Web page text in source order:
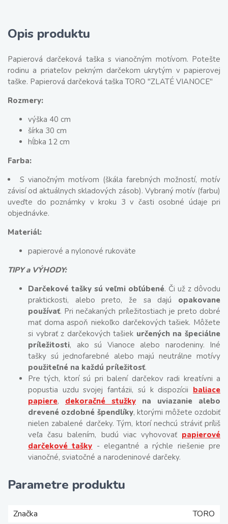
Opis produktu
Papierová darčeková taška s vianočným motívom. Potešte
rodinu a priateľov pekným darčekom ukrytým v papierovej
taške. Papierová darčeková taška TORO "ZLATÉ VIANOCE"
Rozmery:
výška 40 cm
šírka 30 cm
hĺbka 12 cm
Farba:
S vianočným motívom (škála farebných možností, motív
závisí od aktuálnych skladových zásob). Vybraný motív (farbu)
uveďte do poznámky v kroku 3 v časti osobné údaje pri
objednávke.
Materiál:
papierové a nylonové rukoväte
TIPY a VÝHODY:
Darčekové tašky sú veľmi obľúbené. Či už z dôvodu
praktickosti, alebo preto, že sa dajú opakovane
používať. Pri nečakaných príležitostiach je preto dobré
mať doma aspoň niekoľko darčekových tašiek. Môžete
si vybrať z darčekových tašiek určených na špeciálne
príležitosti, ako sú Vianoce alebo narodeniny. Iné
tašky sú jednofarebné alebo majú neutrálne motívy
použiteľné na každú príležitosť.
Pre tých, ktorí sú pri balení darčekov radi kreatívni a
popustia uzdu svojej fantázii, sú k dispozícii baliace
papiere, dekoračné stužky na uviazanie alebo
drevené ozdobné špendlíky, ktorými môžete ozdobiť
nielen zabalené darčeky. Tým, ktorí nechcú stráviť príliš
veľa času balením, budú viac vyhovovať papierové
darčekové tašky - elegantné a rýchle riešenie pre
vianočné, sviatočné a narodeninové darčeky.
Parametre produktu
Značka TORO